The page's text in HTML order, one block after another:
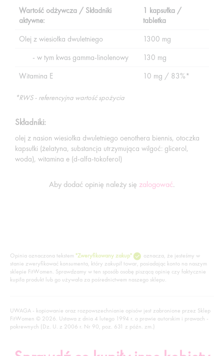
Wartość odżywcza / Składniki
aktywne:
1 kapsułka /
tabletka
Olej z wiesiołka dwuletniego
1300 mg
- w tym kwas gamma-linolenowy
130 mg
Witamina E
10 mg / 83%*
*RWS - referencyjna wartość spożycia
Składniki:
olej z nasion wiesiołka dwuletniego oenothera biennis, otoczka
kapsułki (żelatyna, substancja utrzymująca wilgoć: glicerol,
woda), witamina e (d-alfa-tokoferol)
Aby dodać opinię należy się zalogować.
Opinia oznaczona tekstem "Zweryfikowany zakup"
oznacza, że jesteśmy w
stanie zweryfikować konsumenta, który zakupił towar, posiadając konto na naszym
sklepie FitWomen. Sprawdzamy w ten sposób osobę piszącą opinię czy faktycznie
kupiła produkt lub go używała za pośrednictwem naszego sklepu.
UWAGA - kopiowanie oraz rozpowszechnianie opisów jest zabronione przez Sklep
FitWomen © 2026. Ustawa z dnia 4 lutego 1994 r. o prawie autorskim i prawach -
pokrewnych (Dz. U. z 2006 r. Nr 90, poz. 631 z późn. zm.)